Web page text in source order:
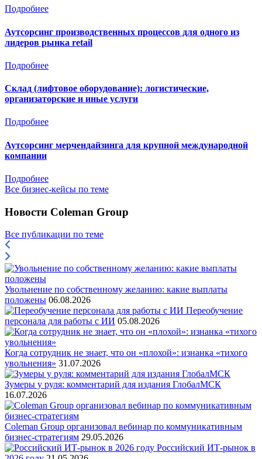
Подробнее
Аутсорсинг производственных процессов для одного из
лидеров рынка retail
Подробнее
Склад (лифтовое оборудование): логистические,
организаторские и иные услуги
Подробнее
Аутсорсинг мерчендайзинга для крупной международной
компании
Подробнее
Все бизнес-кейсы по теме
Новости Coleman Group
Все публикации по теме
Увольнение по собственному желанию: какие выплаты
положены 06.08.2026
Переобучение
персонала для работы с ИИ 05.08.2026
Когда сотрудник не знает, что он «плохой»: изнанка «тихого
увольнения» 31.07.2026
Зумеры у руля: комментарий для издания ГлобалМСК
16.07.2026
Coleman Group организовал вебинар по коммуникативным
бизнес-стратегиям 29.05.2026
Российский ИТ-рынок в